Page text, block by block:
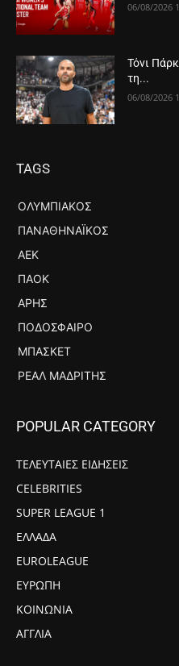
06/08/2026
Τόνι
τη...
06/08/2026
TAGS
ΟΛΥΜΠΙΑΚΌΣ
ΠΑΝΑΘΗΝΑΪΚΌΣ
ΑΕΚ
ΠΑΟΚ
ΆΡΗΣ
ΠΟΔΌΣΦΑΙΡΟ
ΜΠΆΣΚΕΤ
ΡΕΆΛ ΜΑΔΡΊΤΗΣ
POPULAR CATEGORY
ΤΕΛΕΥΤΑΙΕΣ ΕΙΔΗΣΕΙΣ
CELEBRITIES
SUPER LEAGUE 1
ΕΛΛΑΔΑ
EUROLEAGUE
ΕΥΡΩΠΗ
ΚΟΙΝΩΝΙΑ
ΑΓΓΛΙΑ